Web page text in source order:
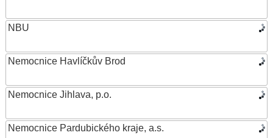
NBU
Nemocnice Havlíčkův Brod
Nemocnice Jihlava, p.o.
Nemocnice Pardubického kraje, a.s.